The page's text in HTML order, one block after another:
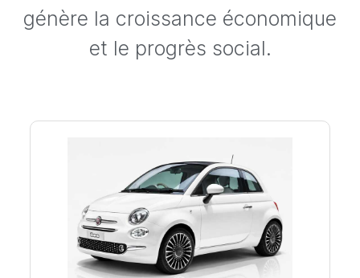
génère la croissance économique
et le progrès social.